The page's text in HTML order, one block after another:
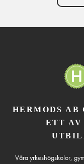
HERMODS AB
ETT AV
Våra yrkeshögskolor,